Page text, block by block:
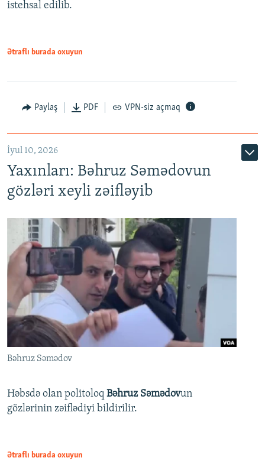
istehsal edilib.
Ətraflı burada oxuyun
Paylaş PDF VPN-siz açmaq
İyul 10, 2026
Yaxınları: Bəhruz Səmədovun
gözləri xeyli zəifləyib
Bəhruz Səmədov
Həbsdə olan politoloq Bəhruz Səmədovun
gözlərinin zəiflədiyi bildirilir.
Ətraflı burada oxuyun